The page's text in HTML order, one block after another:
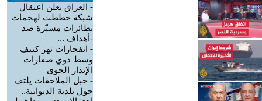
- العراق يعلن اعتقال
شبكة خططت لهجمات
بطائرات مسيّرة ضد
-أهداف ...
- انفجارات تهز كييف
وسط دوي صفارات
الإنذار الجوي
- حبل الملاحقات يلتف
حول بلدية الديوانية..